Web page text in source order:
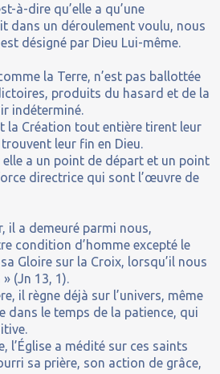
à-dire qu’elle a qu’une
dans un déroulement voulu, nous
désigné par Dieu Lui-même.
la Terre, n’est pas ballottée
produits du hasard et de la
indéterminé.
la Création tout entière tirent leur
leur fin en Dieu.
elle a un point de départ et un point
directrice qui sont l’œuvre de
il a demeuré parmi nous,
condition d’homme excepté le
Gloire sur la Croix, lorsqu’il nous
(Jn 13, 1).
il règne déjà sur l’univers, même
dans le temps de la patience, qui
l’Église a médité sur ces saints
sa prière, son action de grâce,